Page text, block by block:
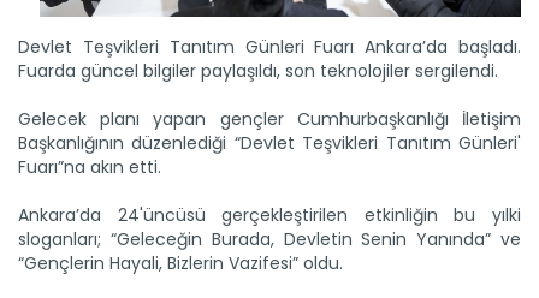
Devlet Teşvikleri Tanıtım Günleri Fuarı Ankara’da başladı.
Fuarda güncel bilgiler paylaşıldı, son teknolojiler sergilendi.
Gelecek planı yapan gençler Cumhurbaşkanlığı İletişim
Başkanlığının düzenlediği “Devlet Teşvikleri Tanıtım Günleri'
Fuarı”na akın etti.
Ankara’da 24'üncüsü gerçekleştirilen etkinliğin bu yılki
sloganları; “Geleceğin Burada, Devletin Senin Yanında” ve
“Gençlerin Hayali, Bizlerin Vazifesi” oldu.
Devamını Oku ->
Çiçekler açtı ama kış bitmedi
Dört mevsimin aynı anda yaşandığı ülkemizde Amasya'da